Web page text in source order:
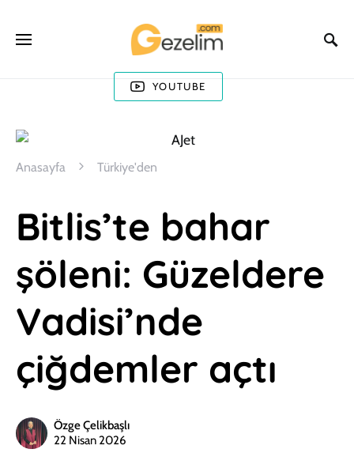
YOUTUBE
Anasayfa Türkiye'den
Bitlis’te bahar
şöleni: Güzeldere
Vadisi’nde
çiğdemler açtı
Özge Çelikbaşlı
22 Nisan 2026